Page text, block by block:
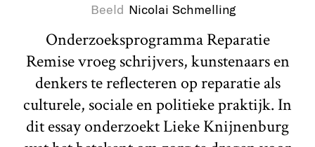
Beeld Nicolai Schmelling
Onderzoeksprogramma Reparatie
Remise vroeg schrijvers, kunstenaars en
denkers te reflecteren op reparatie als
culturele, sociale en politieke praktijk. In
dit essay onderzoekt Lieke Knijnenburg